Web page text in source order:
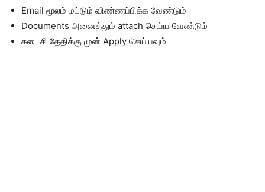
Email மூலம் மட்டும் விண்ணப்பிக்க வேண்டும்
Documents அனைத்தும் attach செய்ய வேண்டும்
கடைசி தேதிக்கு முன் Apply செய்யவும்